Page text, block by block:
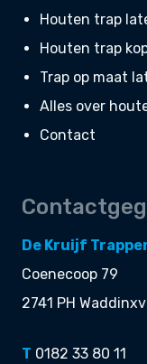
Houten trap
Houten trap
Trap op maat
Alles over
Contact
De Kruijf
Coenecoop 79
2741 PH
T 0182 33 80 11